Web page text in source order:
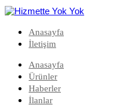
Anasayfa
İletişim
Anasayfa
Ürünler
Haberler
İlanlar